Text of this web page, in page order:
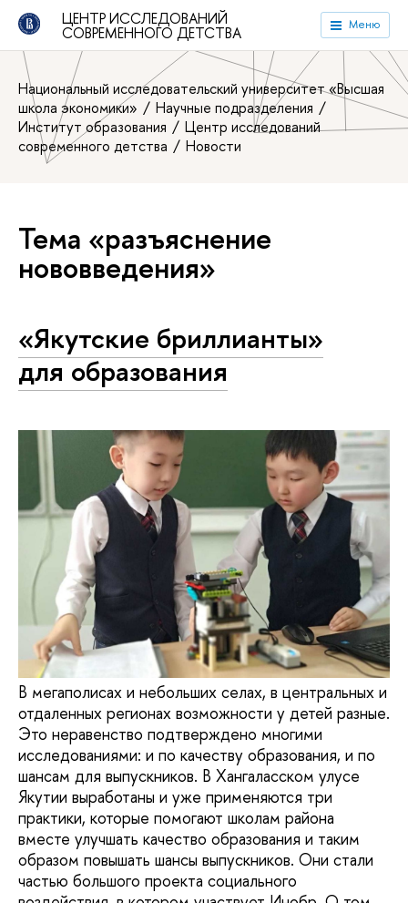
ЦЕНТР ИССЛЕДОВАНИЙ
СОВРЕМЕННОГО ДЕТСТВА Меню
Национальный исследовательский университет «Высшая
школа экономики»
Научные подразделения
Институт образования
Центр исследований
современного детства
Новости
Тема «разъяснение
нововведения»
«Якутские бриллианты»
для образования
В мегаполисах и небольших селах, в центральных и
отдаленных регионах возможности у детей разные.
Это неравенство подтверждено многими
исследованиями: и по качеству образования, и по
шансам для выпускников. В Хангаласском улусе
Якутии выработаны и уже применяются три
практики, которые помогают школам района
вместе улучшать качество образования и таким
образом повышать шансы выпускников. Они стали
частью большого проекта социального